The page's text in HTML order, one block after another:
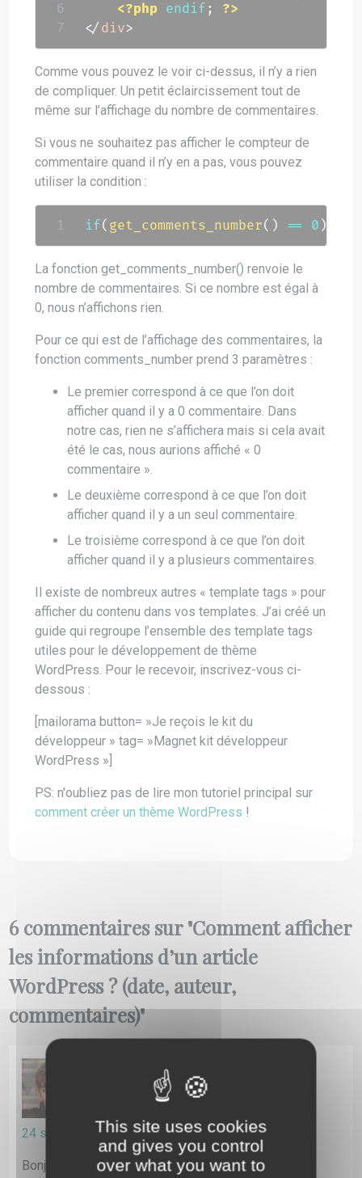
<?php endif ;
?>
</ div>
Comme vous pouvez le voir ci-dessus, il n’y a rien
de compliquer. Un petit éclaircissement tout de
même sur l’affichage du nombre de commentaires.
Si vous ne souhaitez pas afficher le compteur de
commentaire quand il n’y en a pas, vous pouvez
utiliser la condition :
if( get_comments_number( ) == 0 )
La fonction get_comments_number() renvoie le
nombre de commentaires. Si ce nombre est égal à
0, nous n’affichons rien.
Pour ce qui est de l’affichage des commentaires, la
fonction comments_number prend 3 paramètres :
Le premier correspond à ce que l’on doit
afficher quand il y a 0 commentaire. Dans
notre cas, rien ne s’affichera mais si cela avait
été le cas, nous aurions affiché « 0
commentaire ».
Le deuxième correspond à ce que l’on doit
afficher quand il y a un seul commentaire.
Le troisième correspond à ce que l’on doit
afficher quand il y a plusieurs commentaires.
Il existe de nombreux autres « template tags » pour
afficher du contenu dans vos templates. J’ai créé un
guide qui regroupe l’ensemble des template tags
utiles pour le développement de thème
WordPress. Pour le recevoir, inscrivez-vous ci-
dessous :
[mailorama button= »Je reçois le kit du
développeur » tag= »Magnet kit développeur
WordPress »]
PS: n'oubliez pas de lire mon tutoriel principal sur
comment créer un thème WordPress !
6 commentaires sur "Comment afficher
les informations d’un article
WordPress ? (date, auteur,
commentaires)"
24 septembre 2019 à 21 h 34 min
Bonjour,
This site uses cookies
and gives you control
over what you want to